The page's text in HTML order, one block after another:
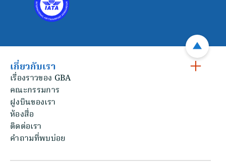
เกี่ยวกับเรา
เรื่องราวของ GBA
คณะกรรมการ
ฝูงบินของเรา
ห้องสื่อ
ติดต่อเรา
คําถามที่พบบ่อย